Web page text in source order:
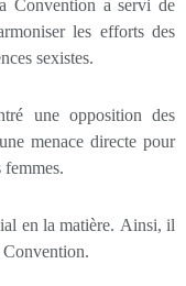
Convention a servi de
les efforts des
sexistes.
une opposition des
menace directe pour
femmes.
en la matière. Ainsi, il
Convention.